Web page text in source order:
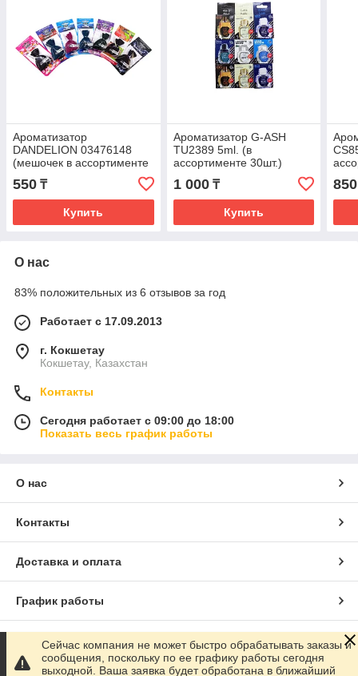
Ароматизатор
DANDELION 03476148
(мешочек в ассортименте
25шт.)
550 ₸
Купить
Ароматизатор G-ASH
TU2389 5ml. (в
ассортименте 30шт.)
1 000₸
Купить
850
О нас
83% положительных из 6 отзывов за год
Работает с 17.09.2013
г. Кокшетау
Кокшетау, Казахстан
Контакты
Сегодня работает с 09:00 до 18:00
Показать весь график работы
О нас
Контакты
Доставка и оплата
График работы
Полная версия сайта
Сейчас компания не может быстро обрабатывать заказы и
сообщения, поскольку по ее графику работы сегодня
выходной. Ваша заявка будет обработана в ближайший